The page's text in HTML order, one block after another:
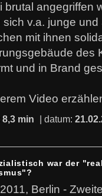
brutal angegriffen
sich v.a. junge
mit ihnen
des
und in Brand
Video
8,3 min | datum:
war der
Berlin -